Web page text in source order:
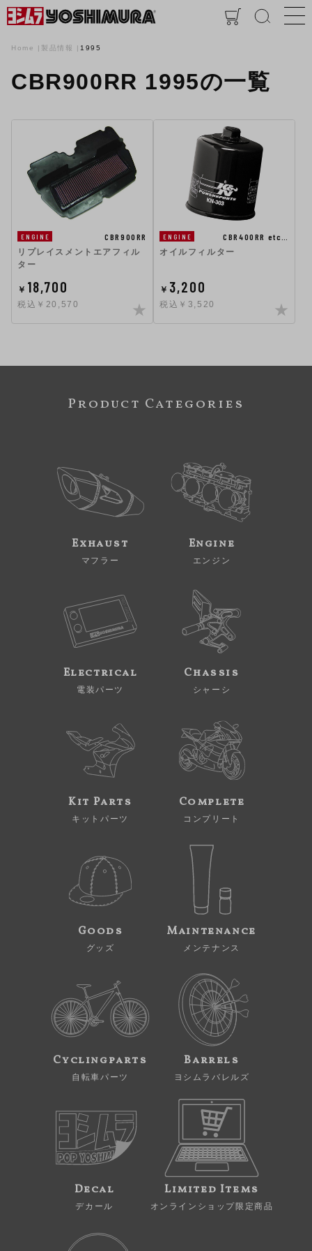
Home 製品情報 1995
CBR900RR 1995の一覧
ENGINE
CBR900RR
リプレイスメントエアフィル
ター
￥ 18,700
税込￥20,570
ENGINE
CBR400RR etc…
オイルフィルター
￥ 3,200
税込￥3,520
Product Categories
Exhaust
マフラー
Engine
エンジン
Electrical
電装パーツ
Chassis
シャーシ
Kit Parts
キットパーツ
Complete
コンプリート
Goods
グッズ
Maintenance
メンテナンス
Cyclingparts
自転車パーツ
Barrels
ヨシムラバレルズ
Decal
デカール
Limited Items
オンラインショップ限定商品